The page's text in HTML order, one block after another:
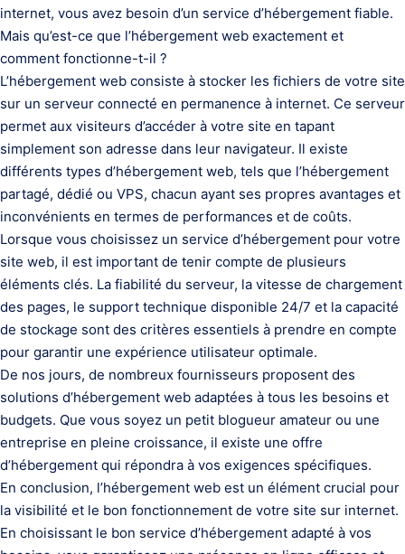
internet, vous avez besoin d’un service d’hébergement fiable.
Mais qu’est-ce que l’hébergement web exactement et
comment fonctionne-t-il ?
L’hébergement web consiste à stocker les fichiers de votre site
sur un serveur connecté en permanence à internet. Ce serveur
permet aux visiteurs d’accéder à votre site en tapant
simplement son adresse dans leur navigateur. Il existe
différents types d’hébergement web, tels que l’hébergement
partagé, dédié ou VPS, chacun ayant ses propres avantages et
inconvénients en termes de performances et de coûts.
Lorsque vous choisissez un service d’hébergement pour votre
site web, il est important de tenir compte de plusieurs
éléments clés. La fiabilité du serveur, la vitesse de chargement
des pages, le support technique disponible 24/7 et la capacité
de stockage sont des critères essentiels à prendre en compte
pour garantir une expérience utilisateur optimale.
De nos jours, de nombreux fournisseurs proposent des
solutions d’hébergement web adaptées à tous les besoins et
budgets. Que vous soyez un petit blogueur amateur ou une
entreprise en pleine croissance, il existe une offre
d’hébergement qui répondra à vos exigences spécifiques.
En conclusion, l’hébergement web est un élément crucial pour
la visibilité et le bon fonctionnement de votre site sur internet.
En choisissant le bon service d’hébergement adapté à vos